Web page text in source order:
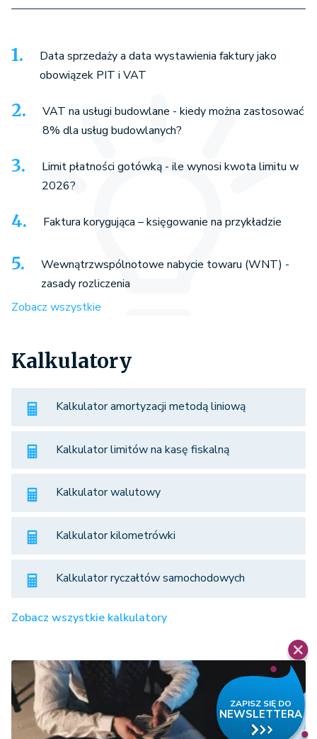
Data sprzedaży a data wystawienia faktury jako
obowiązek PIT i VAT
VAT na usługi budowlane - kiedy można zastosować
8% dla usług budowlanych?
Limit płatności gotówką - ile wynosi kwota limitu w
2026?
Faktura korygująca – księgowanie na przykładzie
Wewnątrzwspólnotowe nabycie towaru (WNT) -
zasady rozliczenia
Zobacz wszystkie
Kalkulatory
Kalkulator amortyzacji metodą liniową
Kalkulator limitów na kasę fiskalną
Kalkulator walutowy
Kalkulator kilometrówki
Kalkulator ryczałtów samochodowych
Zobacz wszystkie kalkulatory